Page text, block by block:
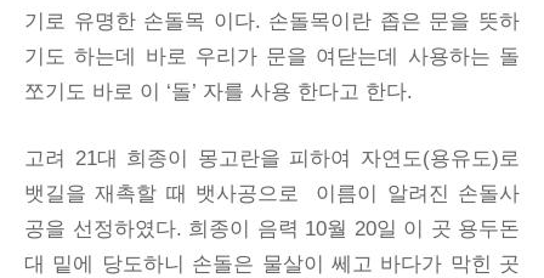
기로 유명한 손돌목 이다. 손돌목이란 좁은 문을 뜻하
기도 하는데 바로 우리가 문을 여닫는데 사용하는 돌
쪼기도 바로 이 ‘돌’ 자를 사용 한다고 한다.
고려 21대 희종이 몽고란을 피하여 자연도(용유도)로
뱃길을 재촉할 때 뱃사공으로 이름이 알려진 손돌사
공을 선정하였다. 희종이 음력 10월 20일 이 곳 용두돈
대 밑에 당도하니 손돌은 물살이 쎄고 바다가 막힌 곳